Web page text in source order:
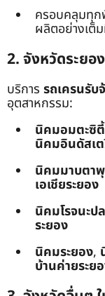
ครอบคลุมทุก
ผลิตอย่างเต็
2. จังหวัดระยอ
บริการ รถเครนรับ
อุตสาหกรรม:
นิคมอมตะซิ
นิคมอินดัสเ
นิคมมาบตา
เอเชียระยอง
นิคมโรจนะป
ระยอง
นิคมระยอง,
บ้านค่ายระย